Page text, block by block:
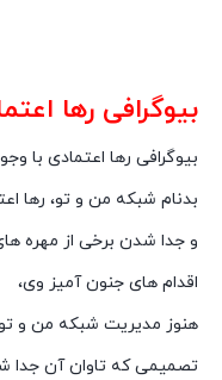
بیوگرافی رها
بیوگرافی رها اعتمادی با
بدنام شبکه من و تو، رها
و جدا شدن برخی از مهره
اقدام های جنون آمیز وی،
هنوز مدیریت شبکه من و تو
تصمیمی که تاوان آن جدا